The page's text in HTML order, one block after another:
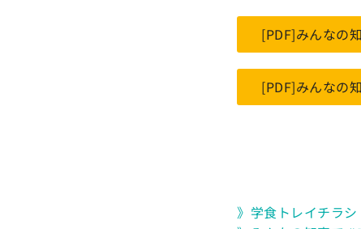
[PDF]みんなの
[PDF]みんなの
》学食トレイチラシ